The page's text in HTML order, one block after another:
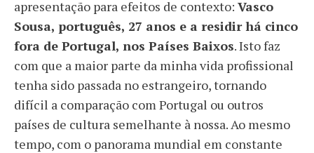
apresentação para efeitos de contexto: Vasco
Sousa, português, 27 anos e a residir há cinco
fora de Portugal, nos Países Baixos. Isto faz
com que a maior parte da minha vida profissional
tenha sido passada no estrangeiro, tornando
difícil a comparação com Portugal ou outros
países de cultura semelhante à nossa. Ao mesmo
tempo, com o panorama mundial em constante